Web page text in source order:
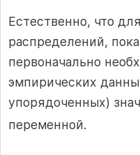
Естественно, что
распределений,
первоначально
эмпирических
упорядоченных)
переменной.